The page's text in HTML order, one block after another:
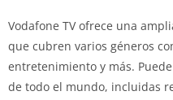
Vodafone TV ofrece una
que cubren varios géneros
entretenimiento y más.
de todo el mundo, incluidas